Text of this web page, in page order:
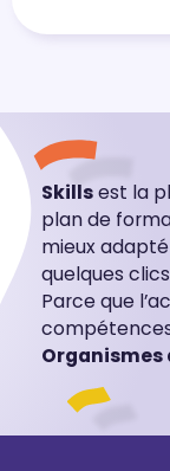
Skillsest la
plan de
mieux
quelques
Parce que